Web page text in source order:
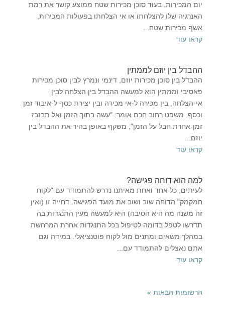
יום המכירות. בעוד סוכן מכירות שטח ממוצע קושר את רמת
האנרגיה שלו להצלחתו או אי הצלחתו בפעולות המכירות,
אשף מכירות שטח...
קראו עוד
ההבדל בין יוזם לממתין
ההבדל בין סוכן מכירות יוזם, דינמי ונמרץ לבין סוכן מכירות
פאסיבי וממתין הוא למעשה ההבדל בין הצלחה לבין
אי-הצלחה, בין מכירה ל-אי מכירה ובין יצירת כסף ל-איבוד זמן
וכסף. משפט רחוב חכם אומר: "עשה בתוך הזמן ואל תבזבז
זמן-אחרת חבל על הזמן", משקף באופן בהיר את ההבדל בין
יוזם...
קראו עוד
למה הוא דוחה פגישה?
לעיתים, כל אחד ואחת מאיתנו נדרש להתמודד עם "לקוח
חמקמק" הדוחה שוב ושוב את מועד הפגישה. דחייה זו (ואין
זה משנה מה היא הסיבה) היא למעשה מעין התנגדות בה
תדרשו לטפל בדומה לטיפול בכל התנגדות אחרת המרחשת
במהלך משאים ומתנים מול לקוח פוטנציאלי. במידה וגם
אתם נאצלים להתמודד עם...
קראו עוד
הרשומות הבאות »